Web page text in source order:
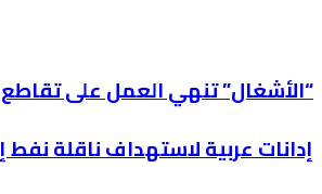
“الأشغال” تنهي العمل على
إدانات عربية لاستهداف ناقلة نفط